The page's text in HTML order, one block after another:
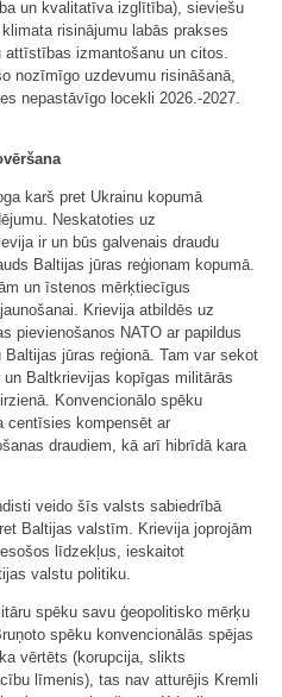
un kvalitatīva izglītība), sieviešu
risinājumu labās prakses
izmantošanu un citos.
nozīmīgo uzdevumu risināšanā,
nepastāvīgo locekli 2026.-2027.
karš pret Ukrainu kopumā
Neskatoties uz
ir un būs galvenais draudu
Baltijas jūras reģionam kopumā.
un īstenos mērķtiecīgus
Krievija atbildēs uz
pievienošanos NATO ar papildus
jūras reģionā. Tam var sekot
Baltkrievijas kopīgas militārās
Konvencionālo spēku
centīsies kompensēt ar
draudiem, kā arī hibrīdā kara
veido šīs valsts sabiedrībā
Baltijas valstīm. Krievija joprojām
līdzekļus, ieskaitot
valstu politiku.
spēku savu ģeopolitisko mērķu
spēku konvencionālās spējas
vērtēts (korupcija, slikts
līmenis), tas nav atturējis Kremli